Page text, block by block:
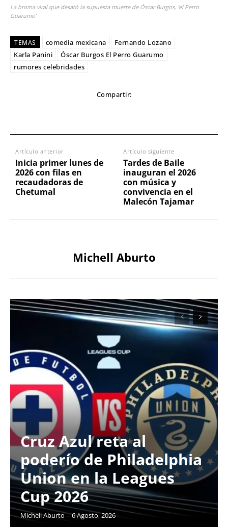
La broma viral que desató la supuesta muerte de Óscar Burgos, ‘el Perro
Guarumo’
TEMAS comedia mexicana
Fernando Lozano
Karla Panini
Óscar Burgos El Perro Guarumo
rumores celebridades
Compartir:
Artículo anterior
Inicia primer lunes de
2026 con filas en
recaudadoras de
Chetumal
Artículo siguiente
Tardes de Baile
inauguran el 2026
con música y
convivencia en el
Malecón Tajamar
Michell Aburto
Cruz Azul reta al
poderío de Philadelphia
Union en la Leagues
Cup 2026
Michell Aburto - 6 Agosto, 2026